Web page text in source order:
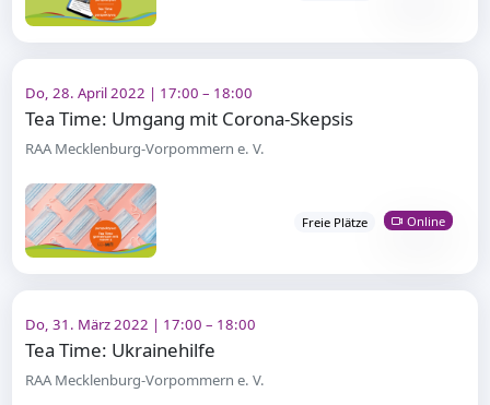
Do, 28. April 2022 | 17:00 – 18:00
Tea Time: Umgang mit Corona-Skepsis
RAA Mecklenburg-Vorpommern e. V.
Freie Plätze Online
Do, 31. März 2022 | 17:00 – 18:00
Tea Time: Ukrainehilfe
RAA Mecklenburg-Vorpommern e. V.